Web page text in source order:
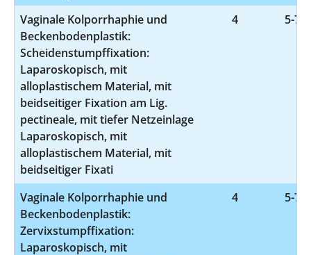
Vaginale Kolporrhaphie und
Beckenbodenplastik:
Scheidenstumpffixation:
Laparoskopisch, mit
alloplastischem Material, mit
beidseitiger Fixation am Lig.
pectineale, mit tiefer Netzeinlage
Laparoskopisch, mit
alloplastischem Material, mit
beidseitiger Fixati
4 5-
Vaginale Kolporrhaphie und
Beckenbodenplastik:
Zervixstumpffixation:
Laparoskopisch, mit
4 5-